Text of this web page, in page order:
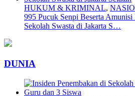
HUKUM & KRIMINAL,
995 Pucuk Senpi Beserta
Sekolah Swasta di Jakarta S…
DUNIA